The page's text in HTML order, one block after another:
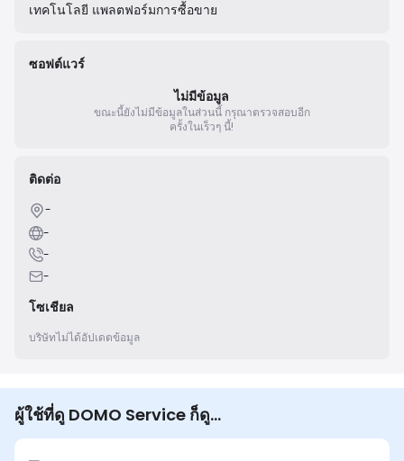
เทคโนโลยี แพลตฟอร์มการซื้อขาย
ซอฟต์แวร์
ไม่มีข้อมูล
ขณะนี้ยังไม่มีข้อมูลในส่วนนี้ กรุณาตรวจสอบอีก
ครั้งในเร็วๆ นี้!
ติดต่อ
-
-
-
-
โซเชียล
บริษัทไม่ได้อัปเดตข้อมูล
ผู้ใช้ที่ดู DOMO Service ก็ดู...